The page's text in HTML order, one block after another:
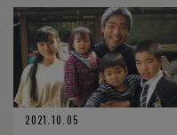
2021.10.05